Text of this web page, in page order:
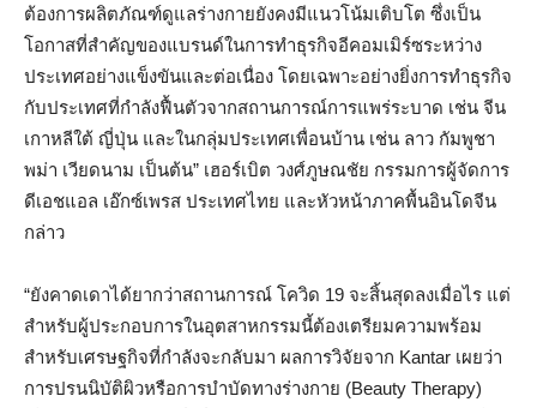
ต้องการผลิตภัณฑ์ดูแลร่างกายยังคงมีแนวโน้มเติบโต ซึ่งเป็น
โอกาสที่สำคัญของแบรนด์ในการทำธุรกิจอีคอมเมิร์ซระหว่าง
ประเทศอย่างแข็งขันและต่อเนื่อง โดยเฉพาะอย่างยิ่งการทำธุรกิจ
กับประเทศที่กำลังฟื้นตัวจากสถานการณ์การแพร่ระบาด เช่น จีน
เกาหลีใต้ ญี่ปุ่น และในกลุ่มประเทศเพื่อนบ้าน เช่น ลาว กัมพูชา
พม่า เวียดนาม เป็นต้น” เฮอร์เบิต วงศ์ภูษณชัย กรรมการผู้จัดการ
ดีเอชแอล เอ๊กซ์เพรส ประเทศไทย และหัวหน้าภาคพื้นอินโดจีน
กล่าว
“ยังคาดเดาได้ยากว่าสถานการณ์ โควิด 19 จะสิ้นสุดลงเมื่อไร แต่
สำหรับผู้ประกอบการในอุตสาหกรรมนี้ต้องเตรียมความพร้อม
สำหรับเศรษฐกิจที่กำลังจะกลับมา ผลการวิจัยจาก Kantar เผยว่า
การปรนนิบัติผิวหรือการบำบัดทางร่างกาย (Beauty Therapy)